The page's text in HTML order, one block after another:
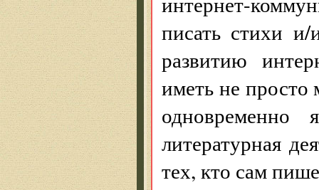
писать стихи и/
развитию
иметь не
одновременно
литературная
тех, кто сам